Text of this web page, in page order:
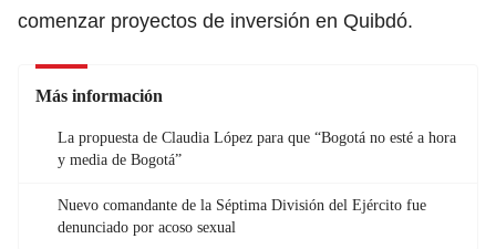
comenzar proyectos de inversión en Quibdó.
Más información
La propuesta de Claudia López para que “Bogotá no esté a hora
y media de Bogotá”
Nuevo comandante de la Séptima División del Ejército fue
denunciado por acoso sexual